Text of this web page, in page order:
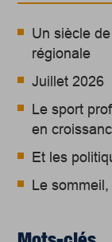
Un siècle
régionale
Juillet 2026
Le sport
en
Et les
Le